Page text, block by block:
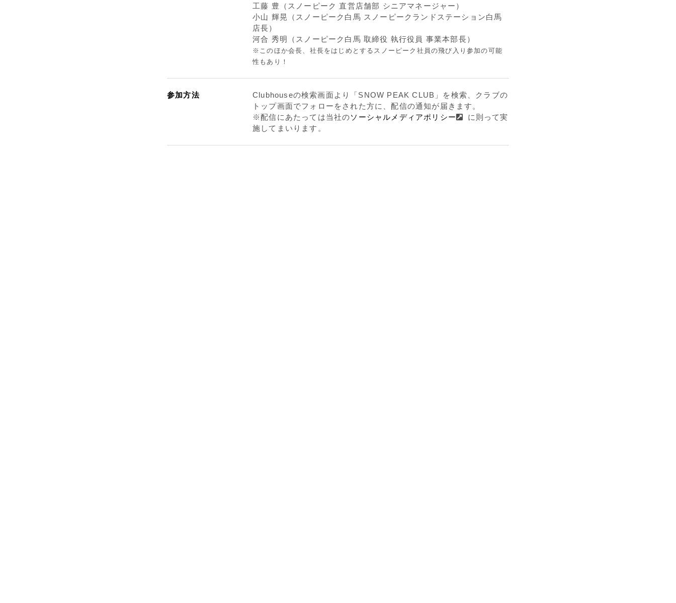
工藤 豊（スノーピーク 直営店舗部 シニアマネージャー）
小山 輝晃（スノーピーク白馬 スノーピークランドステーション白馬
店長）
河合 秀明（スノーピーク白馬 取締役 執行役員 事業本部長）
※このほか会長、社長をはじめとするスノーピーク社員の飛び入り参加の可能
性もあり！
参加方法
Clubhouseの検索画面より「SNOW PEAK CLUB」を検索、クラブの
トップ画面でフォローをされた方に、配信の通知が届きます。
※配信にあたっては当社のソーシャルメディアポリシー
に則って実
施してまいります。